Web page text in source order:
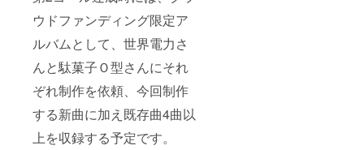
ウドファンディング限定ア
ルバムとして、世界電力さ
んと駄菓子Ｏ型さんにそれ
ぞれ制作を依頼、今回制作
する新曲に加え既存曲4曲以
上を収録する予定です。